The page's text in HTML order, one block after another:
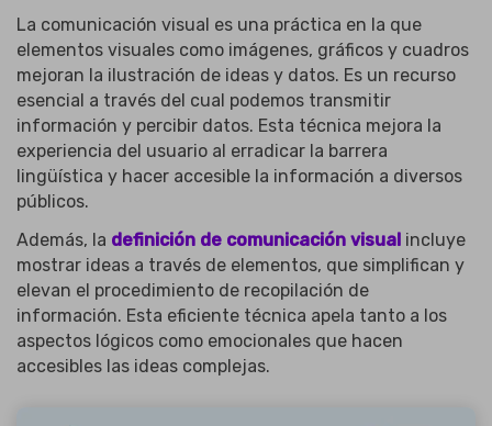
La comunicación visual es una práctica en la que
elementos visuales como imágenes, gráficos y cuadros
mejoran la ilustración de ideas y datos. Es un recurso
esencial a través del cual podemos transmitir
información y percibir datos. Esta técnica mejora la
experiencia del usuario al erradicar la barrera
lingüística y hacer accesible la información a diversos
públicos.
Además, la definición de comunicación visual incluye
mostrar ideas a través de elementos, que simplifican y
elevan el procedimiento de recopilación de
información. Esta eficiente técnica apela tanto a los
aspectos lógicos como emocionales que hacen
accesibles las ideas complejas.